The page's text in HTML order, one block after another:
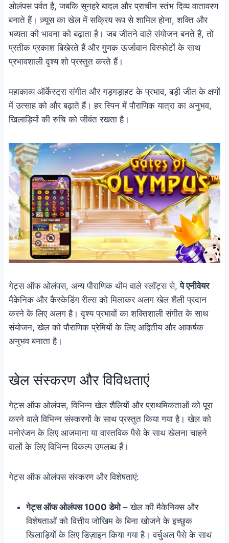
ओलंपस पर्वत है, जबकि सुनहरे बादल और प्राचीन स्तंभ दिव्य वातावरण
बनाते हैं। ज़्यूस का खेल में सक्रिय रूप से शामिल होना, शक्ति और
भव्यता की भावना को बढ़ाता है। जब जीतने वाले संयोजन बनते हैं, तो
प्रतीक प्रकाश बिखेरते हैं और गुणक ऊर्जावान विस्फोटों के साथ
प्रभावशाली दृश्य शो प्रस्तुत करते हैं।
महाकाव्य ऑर्केस्ट्रा संगीत और गड़गड़ाहट के प्रभाव, बड़ी जीत के क्षणों
में उत्साह को और बढ़ाते हैं। हर स्पिन में पौराणिक यात्रा का अनुभव,
खिलाड़ियों की रुचि को जीवंत रखता है।
गेट्स ऑफ ओलंपस, अन्य पौराणिक थीम वाले स्लॉट्स से,पे एनीवेयर
मैकेनिक और कैस्केडिंग रील्स को मिलाकर अलग खेल शैली प्रदान
करने के लिए अलग है। दृश्य प्रभावों का शक्तिशाली संगीत के साथ
संयोजन, खेल को पौराणिक प्रेमियों के लिए अद्वितीय और आकर्षक
अनुभव बनाता है।
खेल संस्करण और विविधताएं
गेट्स ऑफ ओलंपस, विभिन्न खेल शैलियों और प्राथमिकताओं को पूरा
करने वाले विभिन्न संस्करणों के साथ प्रस्तुत किया गया है। खेल को
मनोरंजन के लिए आजमाना या वास्तविक पैसे के साथ खेलना चाहने
वालों के लिए विभिन्न विकल्प उपलब्ध हैं।
गेट्स ऑफ ओलंपस संस्करण और विशेषताएं:
गेट्स ऑफ ओलंपस 1000 डेमो– खेल की मैकेनिक्स और
विशेषताओं को वित्तीय जोखिम के बिना खोजने के इच्छुक
खिलाड़ियों के लिए डिज़ाइन किया गया है। वर्चुअल पैसे के साथ